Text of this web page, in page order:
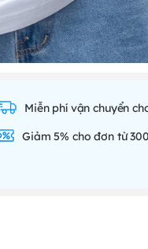
Miễn phí vận chuyển
Giảm 5% cho đơn từ